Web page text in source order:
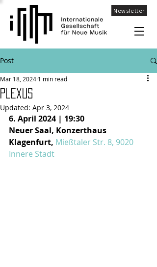
Newsletter
Post
Plexus
Mar 18, 2024 1 min read
Updated: Apr 3, 2024
6. April 2024 | 19:30
Neuer Saal, Konzerthaus
Klagenfurt, Mießtaler Str. 8, 9020
Innere Stadt